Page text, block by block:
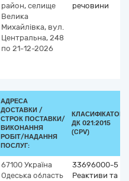
район, селище
Велика
Михайлівка, вул.
Центральна, 248
по 21-12-2026
речовини
АДРЕСА
ДОСТАВКИ /
СТРОК ПОСТАВКИ/
ВИКОНАННЯ
РОБІТ/НАДАННЯ
ПОСЛУГ:
КЛАСИФІКАТОР
ДК 021:2015
(CPV)
67100 Україна
Одеська область
33696000-5
Реактиви та